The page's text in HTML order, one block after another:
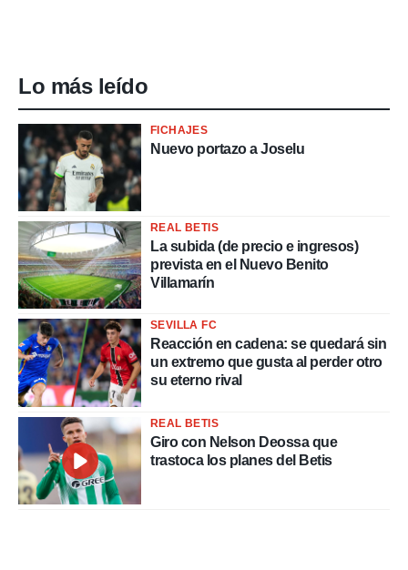
Lo más leído
FICHAJES
Nuevo portazo a Joselu
REAL BETIS
La subida (de precio e ingresos)
prevista en el Nuevo Benito
Villamarín
SEVILLA FC
Reacción en cadena: se quedará sin
un extremo que gusta al perder otro
su eterno rival
REAL BETIS
Giro con Nelson Deossa que
trastoca los planes del Betis